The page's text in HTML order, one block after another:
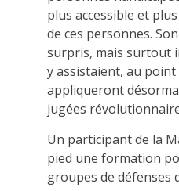
plus accessible et
de ces personnes.
surpris, mais surtout
y assistaient, au
appliqueront
jugées
Un participant de la
pied une formation
groupes de défenses